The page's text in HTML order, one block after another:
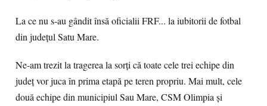
La ce nu s-au gândit însă oficialii FRF... la iubitorii de fotbal
din județul Satu Mare.
Ne-am trezit la tragerea la sorți că toate cele trei echipe din
județ vor juca în prima etapă pe teren propriu. Mai mult, cele
două echipe din municipiul Sau Mare, CSM Olimpia și